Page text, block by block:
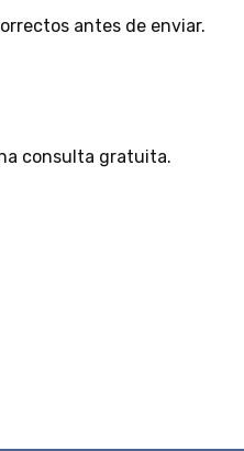
antes de enviar.
consulta gratuita.